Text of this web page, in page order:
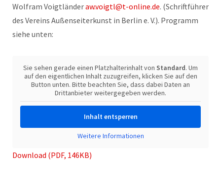
Wolfram Voigtländeraw.voigtl@t-online.de. (Schriftführer
des Vereins Außenseiterkunst in Berlin e. V.). Programm
siehe unten:
Sie sehen gerade einen Platzhalterinhalt von Standard. Um
auf den eigentlichen Inhalt zuzugreifen, klicken Sie auf den
Button unten. Bitte beachten Sie, dass dabei Daten an
Drittanbieter weitergegeben werden.
Inhalt entsperren
Weitere Informationen
Download (PDF, 146KB)